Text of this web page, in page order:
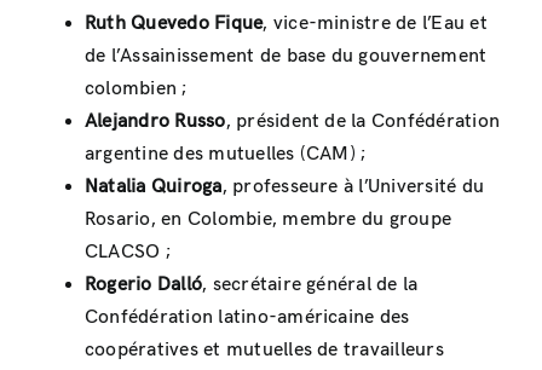
Ruth Quevedo Fique, vice-ministre de l’Eau et
de l’Assainissement de base du gouvernement
colombien ;
Alejandro Russo, président de la Confédération
argentine des mutuelles (CAM) ;
Natalia Quiroga, professeure à l’Université du
Rosario, en Colombie, membre du groupe
CLACSO ;
Rogerio Dalló, secrétaire général de la
Confédération latino-américaine des
coopératives et mutuelles de travailleurs